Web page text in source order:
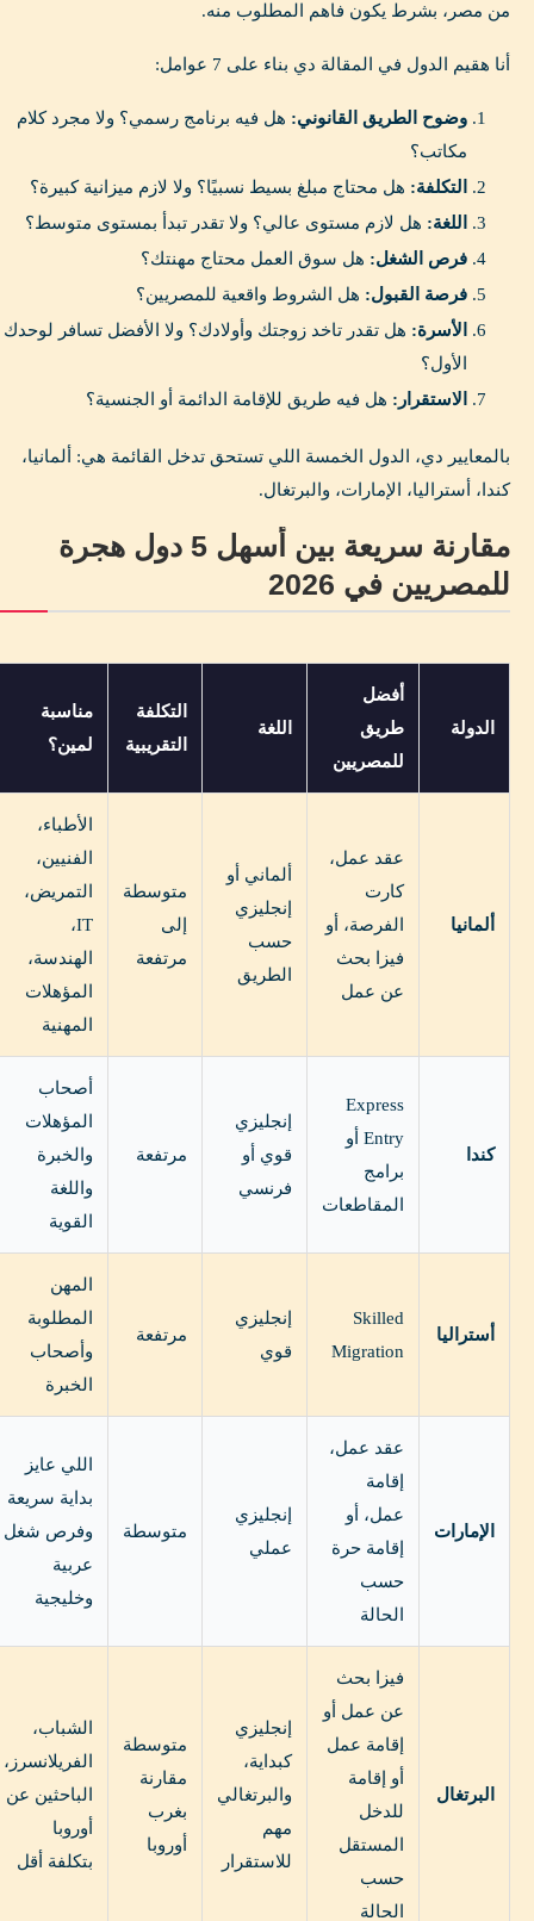
من مصر، بشرط يكون فاهم المطلوب منه.
أنا هقيم الدول في المقالة دي بناء على 7 عوامل:
وضوح الطريق القانوني: هل فيه برنامج رسمي؟ ولا مجرد كلام
مكاتب؟
التكلفة: هل محتاج مبلغ بسيط نسبيًا؟ ولا لازم ميزانية كبيرة؟
اللغة: هل لازم مستوى عالي؟ ولا تقدر تبدأ بمستوى متوسط؟
فرص الشغل: هل سوق العمل محتاج مهنتك؟
فرصة القبول: هل الشروط واقعية للمصريين؟
الأسرة: هل تقدر تاخد زوجتك وأولادك؟ ولا الأفضل تسافر لوحدك
الأول؟
الاستقرار: هل فيه طريق للإقامة الدائمة أو الجنسية؟
بالمعايير دي، الدول الخمسة اللي تستحق تدخل القائمة هي: ألمانيا،
كندا، أستراليا، الإمارات، والبرتغال.
مقارنة سريعة بين أسهل 5 دول هجرة
للمصريين في 2026
الدولة
أفضل
طريق
للمصريين
اللغة
التكلفة
التقريبية
مناسبة
لمين؟
ألمانيا
عقد عمل،
كارت
الفرصة، أو
فيزا بحث
عن عمل
ألماني أو
إنجليزي
حسب
الطريق
متوسطة
إلى
مرتفعة
الأطباء،
الفنيين،
التمريض،
IT،
الهندسة،
المؤهلات
المهنية
كندا
Express
Entry أو
برامج
المقاطعات
إنجليزي
قوي أو
فرنسي
مرتفعة
أصحاب
المؤهلات
والخبرة
واللغة
القوية
أستراليا
Skilled
Migration
إنجليزي
قوي
مرتفعة
المهن
المطلوبة
وأصحاب
الخبرة
الإمارات
عقد عمل،
إقامة
عمل، أو
إقامة حرة
حسب
الحالة
إنجليزي
عملي
متوسطة
اللي عايز
بداية سريعة
وفرص شغل
عربية
وخليجية
البرتغال
فيزا بحث
عن عمل أو
إقامة عمل
أو إقامة
للدخل
المستقل
حسب
الحالة
إنجليزي
كبداية،
والبرتغالي
مهم
للاستقرار
متوسطة
مقارنة
بغرب
أوروبا
الشباب،
الفريلانسرز،
الباحثين عن
أوروبا
بتكلفة أقل